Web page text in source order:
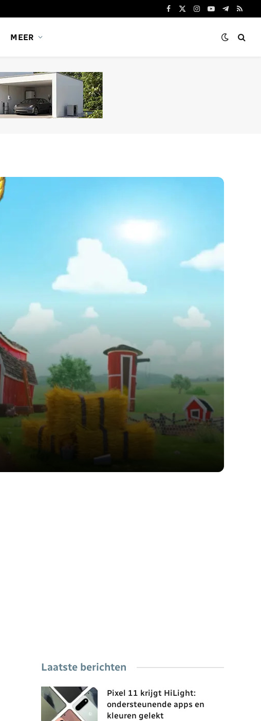
Facebook
X
Instagram
YouTube
Telegram
RSS
MEER
Laatste berichten
Pixel 11 krijgt HiLight:
ondersteunende apps en
kleuren gelekt